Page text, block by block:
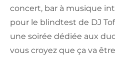
concert, bar à musique
pour le blindtest de DJ
une soirée dédiée aux
vous croyez que ça va